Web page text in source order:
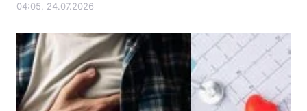
04:05, 24.07.2026